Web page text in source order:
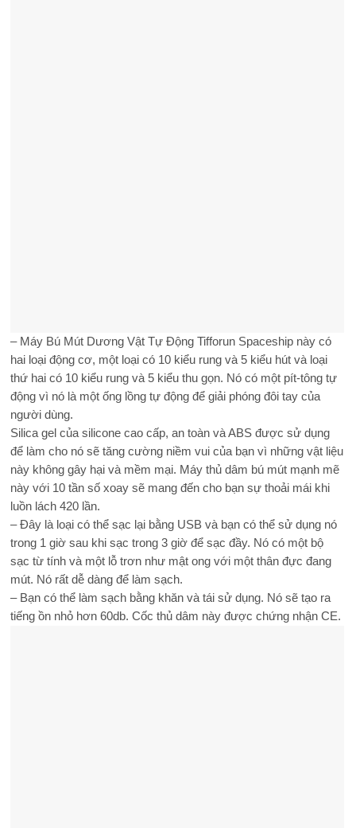
– Máy Bú Mút Dương Vật Tự Động Tifforun Spaceship này có
hai loại động cơ, một loại có 10 kiểu rung và 5 kiểu hút và loại
thứ hai có 10 kiểu rung và 5 kiểu thu gọn. Nó có một pít-tông tự
động vì nó là một ống lồng tự động để giải phóng đôi tay của
người dùng.
Silica gel của silicone cao cấp, an toàn và ABS được sử dụng
để làm cho nó sẽ tăng cường niềm vui của bạn vì những vật liệu
này không gây hại và mềm mại. Máy thủ dâm bú mút mạnh mẽ
này với 10 tần số xoay sẽ mang đến cho bạn sự thoải mái khi
luồn lách 420 lần.
– Đây là loại có thể sạc lại bằng USB và bạn có thể sử dụng nó
trong 1 giờ sau khi sạc trong 3 giờ để sạc đầy. Nó có một bộ
sạc từ tính và một lỗ trơn như mật ong với một thân đực đang
mút. Nó rất dễ dàng để làm sạch.
– Bạn có thể làm sạch bằng khăn và tái sử dụng. Nó sẽ tạo ra
tiếng ồn nhỏ hơn 60db. Cốc thủ dâm này được chứng nhận CE.